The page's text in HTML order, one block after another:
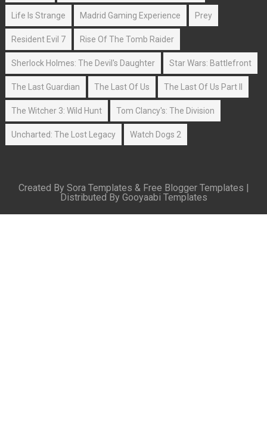
Life Is Strange Madrid Gaming Experience Prey
Resident Evil 7 Rise Of The Tomb Raider
Sherlock Holmes: The Devil's Daughter Star Wars: Battlefront
The Last Guardian The Last Of Us The Last Of Us Part II
The Witcher 3: Wild Hunt Tom Clancy's: The Division
Uncharted: The Lost Legacy Watch Dogs 2
Created By Sora Templates & Free Blogger Templates
Distributed By Gooyaabi Templates